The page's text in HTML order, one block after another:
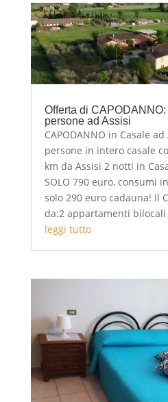
Offerta di
persone ad Assisi
CAPODANNO in Casale
persone in intero casale
km da Assisi 2 notti in
SOLO 790 euro, consumi
solo 290 euro cadauna! Il
da:2 appartamenti bilocali
leggi tutto